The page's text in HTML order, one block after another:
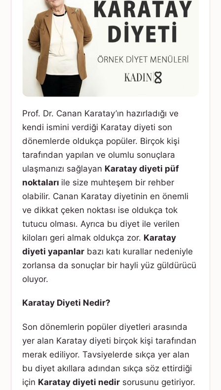
Prof. Dr. Canan Karatay’ın hazırladığı ve
kendi ismini verdiği Karatay diyeti son
dönemlerde oldukça popüler. Birçok kişi
tarafından yapılan ve olumlu sonuçlara
ulaşmanızı sağlayan Karatay diyeti püf
noktaları ile size muhteşem bir rehber
olabilir. Canan Karatay diyetinin en önemli
ve dikkat çeken noktası ise oldukça tok
tutucu olması. Ayrıca bu diyet ile verilen
kiloları geri almak oldukça zor. Karatay
diyeti yapanlar bazı katı kurallar nedeniyle
zorlansa da sonuçlar bir hayli yüz güldürücü
oluyor.
Karatay Diyeti Nedir?
Son dönemlerin popüler diyetleri arasında
yer alan Karatay diyeti birçok kişi tarafından
merak ediliyor. Tavsiyelerde sıkça yer alan
bu diyet akıllara adından sıkça söz ettirdiği
için Karatay diyeti nedir sorusunu getiriyor.